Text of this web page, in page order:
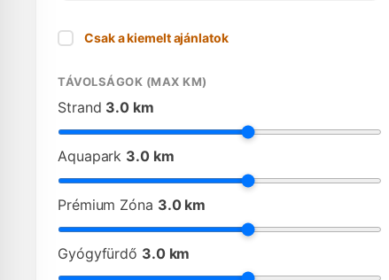
Csak a kiemelt ajánlatok
TÁVOLSÁGOK (MAX KM)
Strand 3.0 km
Aquapark 3.0 km
Prémium Zóna 3.0 km
Gyógyfürdő 3.0 km